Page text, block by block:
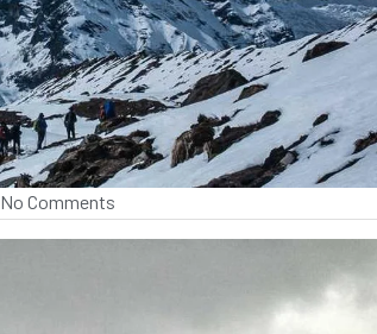
No Comments